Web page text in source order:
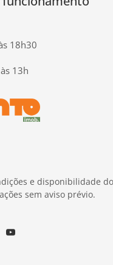
18h30
13h
e disponibilidade
sem aviso prévio.
Youtube